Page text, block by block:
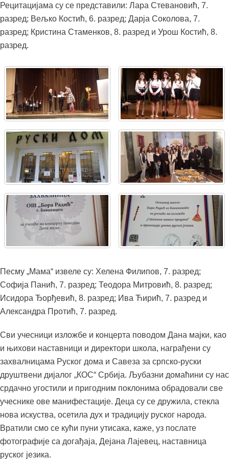
Рецитацијама су се представили: Лара Стевановић, 7.
разред; Вељко Костић, 6. разред; Дарја Соколова, 7.
разред; Кристина Стаменков, 8. разред и Урош Костић, 8.
разред.
Песму „Мама“ извеле су: Хелена Филипов, 7. разред;
Софија Панић, 7. разред; Теодора Митровић, 8. разред;
Исидора Ђорђевић, 8. разред; Ива Ћирић, 7. разред и
Александра Протић, 7. разред.
Сви учесници изложбе и концерта поводом Дана мајки, као
и њихови наставници и директори школа, награђени су
захвалницама Руског дома и Савеза за српско-руски
друштвени дијалог „КОС“ Србија. Љубазни домаћини су нас
срдачно угостили и пригодним поклонима обрадовали све
учеснике ове манифестације. Деца су се дружила, стекла
нова искуства, осетила дух и традицију руског народа.
Вратили смо се кући пуни утисака, каже, уз послате
фотографије са догађаја, Дејана Лајевец, наставница
руског језика.